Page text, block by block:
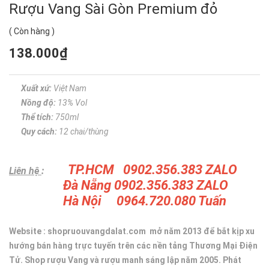
Rượu Vang Sài Gòn Premium đỏ
( Còn hàng )
138.000₫
Xuất xứ: Việt Nam
Nồng độ: 13% Vol
Thể tích: 750ml
Quy cách: 12 chai/thùng
Liên hệ :
TP.HCM 0902.356.383 ZALO
Đà Nẵng 0902.356.383 ZALO
Hà Nội 0964.720.080 Tuấn
Website : shopruouvangdalat.com mở năm 2013 để bắt kịp xu
hướng bán hàng trực tuyến trên các nền tảng Thương Mại Điện
Tử. Shop rượu Vang và rượu manh sáng lập năm 2005. Phát